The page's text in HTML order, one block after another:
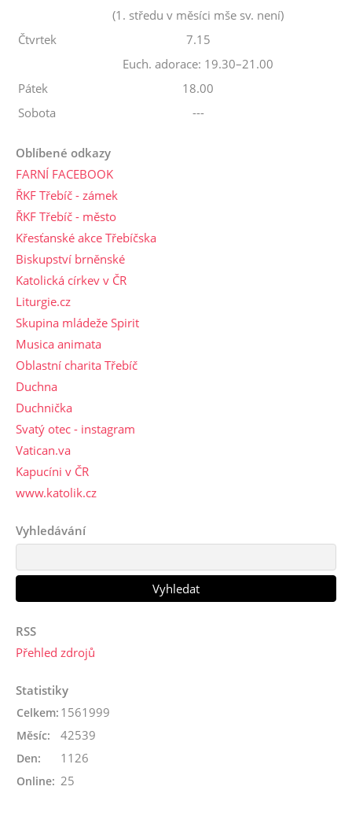
(1. středu v měsíci mše sv. není)
Čtvrtek
7.15
Euch. adorace: 19.30–21.00
Pátek
18.00
Sobota
---
Oblíbené odkazy
FARNÍ FACEBOOK
ŘKF Třebíč - zámek
ŘKF Třebíč - město
Křesťanské akce Třebíčska
Biskupství brněnské
Katolická církev v ČR
Liturgie.cz
Skupina mládeže Spirit
Musica animata
Oblastní charita Třebíč
Duchna
Duchnička
Svatý otec - instagram
Vatican.va
Kapucíni v ČR
www.katolik.cz
Vyhledávání
RSS
Přehled zdrojů
Statistiky
Online: 25
Celkem: 1561999
Měsíc: 42539
Den: 1126